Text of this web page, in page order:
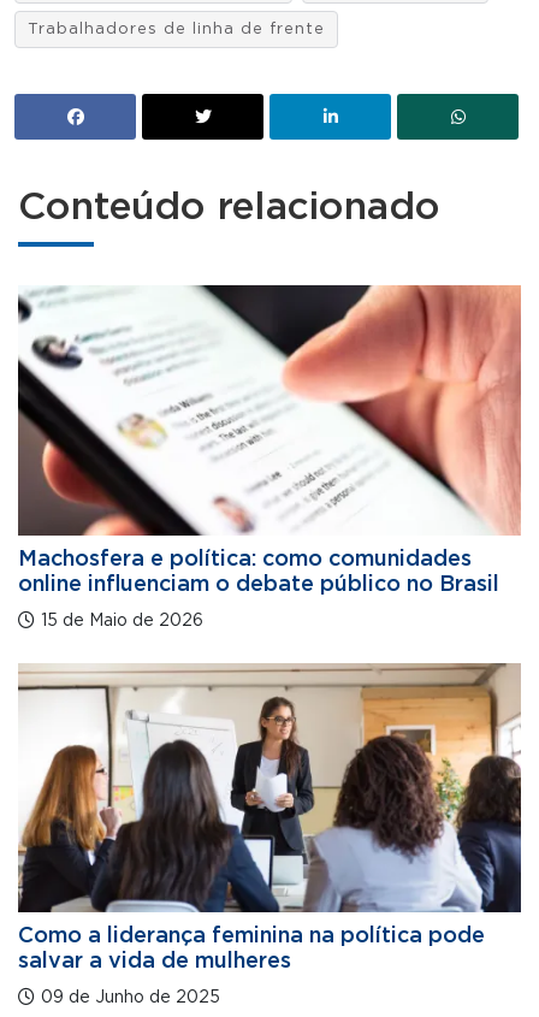
Trabalhadores de linha de frente
Conteúdo relacionado
Machosfera e política: como comunidades
online influenciam o debate público no Brasil
15 de Maio de 2026
Como a liderança feminina na política pode
salvar a vida de mulheres
09 de Junho de 2025